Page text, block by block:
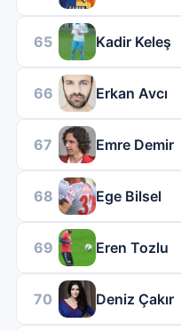
65 Kadir Keleş
66 Erkan Avcı
67 Emre Demir
68 Ege Bilsel
69 Eren Tozlu
70 Deniz Çakır